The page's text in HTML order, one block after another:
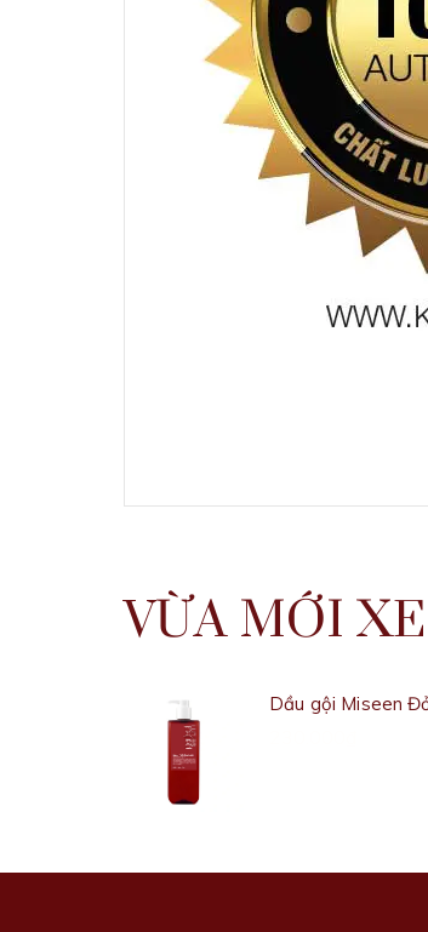
VỪA MỚI
Dầu gội Miseen